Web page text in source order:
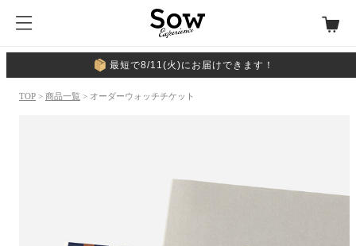
最短で8/11(火)にお届けできます！
TOP > 商品一覧 > オーダーウォッチチケット